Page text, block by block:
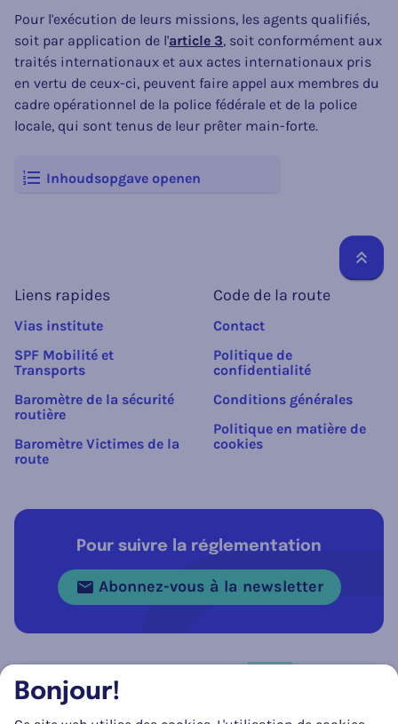
Inhoudsopgave openen
Pour l'exécution de leurs missions, les agents qualifiés,
soit par application de l'article 3, soit conformément aux
traités internationaux et aux actes internationaux pris
en vertu de ceux-ci, peuvent faire appel aux membres du
cadre opérationnel de la police fédérale et de la police
locale, qui sont tenus de leur prêter main-forte.
Liens rapides
Vias institute
SPF Mobilité et
Transports
Baromètre de la sécurité
routière
Baromètre Victimes de la
route
Code de la route
Contact
Politique de
confidentialité
Conditions générales
Politique en matière de
cookies
Pour suivre la réglementation
Abonnez-vous à la newsletter
Bonjour!